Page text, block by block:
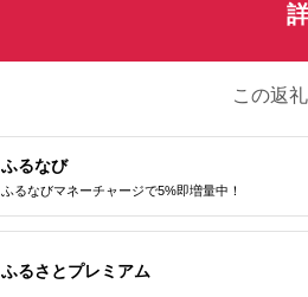
この返
ふるなび
ふるなびマネーチャージで5%即増量中！
ふるさとプレミアム